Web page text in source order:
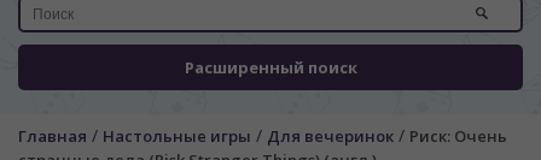
Расширенный поиск
Главная / Настольные игры / Для вечеринок / Риск: Очень